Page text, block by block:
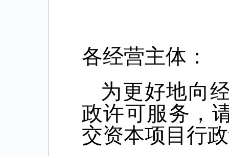
各经营主体 ：
为更好地向
政许可服务，
交资本项目行